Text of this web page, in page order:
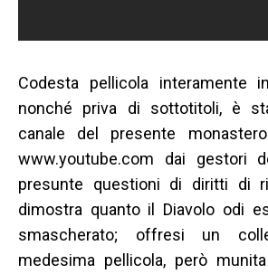
Codesta pellicola interamente
nonché priva di sottotitoli, è
canale del presente
www.youtube.com dai gestori
presunte questioni di diritti di
dimostra quanto il Diavolo odi
smascherato; offresi un
medesima pellicola, però